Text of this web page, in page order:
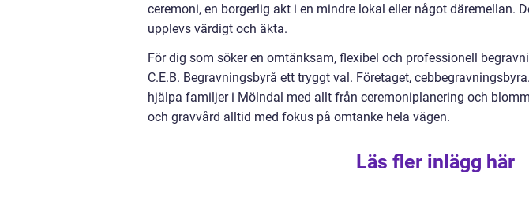
ceremoni, en borgerlig akt i en mindre lokal eller något däremellan.
upplevs värdigt och äkta.
För dig som söker en omtänksam, flexibel och professionell
C.E.B. Begravningsbyrå ett tryggt val. Företaget,
hjälpa familjer i Mölndal med allt från ceremoniplanering och
och gravvård alltid med fokus på omtanke hela vägen.
Läs fler inlägg här